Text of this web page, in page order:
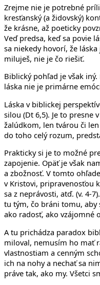
Zrejme nie je potrebné
kresťanský (a židovský)
že krásne, až poeticky
Veď predsa, keď sa povie
sa niekedy hovorí, že
miluješ, nie je čo riešiť.
Biblický pohľad je však
láska nie je primárne
Láska v biblickej
silou (Dt 6,5). Je to
žalúdkom, len tvárou či
do toho celý rozum,
Prakticky si je to možné
zapojenie. Opäť je však
a zbožnosť. V tomto
v Kristovi, pripravenosťou
sa z neprávosti, atď. (v. 4-
tu tým, čo bráni tomu, aby
ako radosť, ako vzájomné
A tu prichádza paradox
miloval, nemusím ho mať
vlastnostiam a cenným
ich na nohy a nechať sa
práve tak, ako my. Všetci